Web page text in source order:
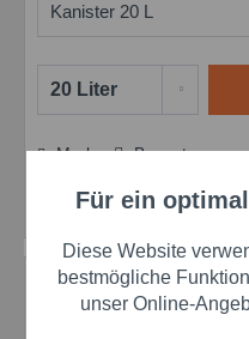
Merken Bewerten
Artikel-Nr.:
Beschreibung
DOWSIL™ 732 Black 1-
Funktionale
Marketing
Für ein
Diese Website
bestmögliche
unser Online-